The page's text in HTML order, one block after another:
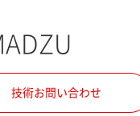
技術お問い合わせ